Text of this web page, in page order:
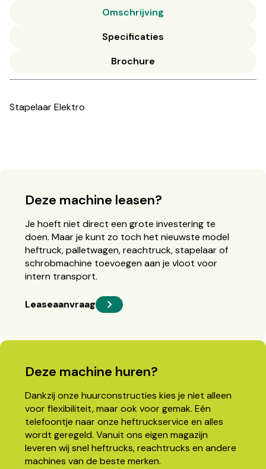
Omschrijving
Specificaties
Brochure
Stapelaar Elektro
Deze machine leasen?
Je hoeft niet direct een grote investering te
doen. Maar je kunt zo toch het nieuwste model
heftruck, palletwagen, reachtruck, stapelaar of
schrobmachine toevoegen aan je vloot voor
intern transport.
Leaseaanvraag
Deze machine huren?
Dankzij onze huurconstructies kies je niet alleen
voor flexibiliteit, maar ook voor gemak. Eén
telefoontje naar onze heftruckservice en alles
wordt geregeld. Vanuit ons eigen magazijn
leveren wij snel heftrucks, reachtrucks en andere
machines van de beste merken.